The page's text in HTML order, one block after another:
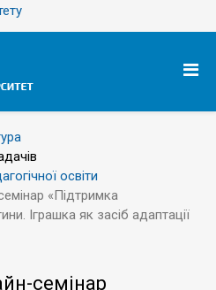
освіти
«Підтримка
Іграшка як засіб адаптації
семінар